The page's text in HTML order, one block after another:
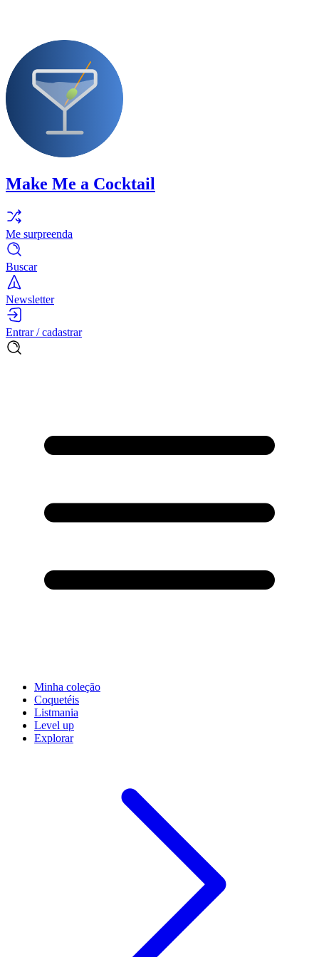
Make Me a Cocktail
Me surpreenda
Buscar
Newsletter
Entrar / cadastrar
Minha coleção
Coquetéis
Listmania
Level up
Explorar